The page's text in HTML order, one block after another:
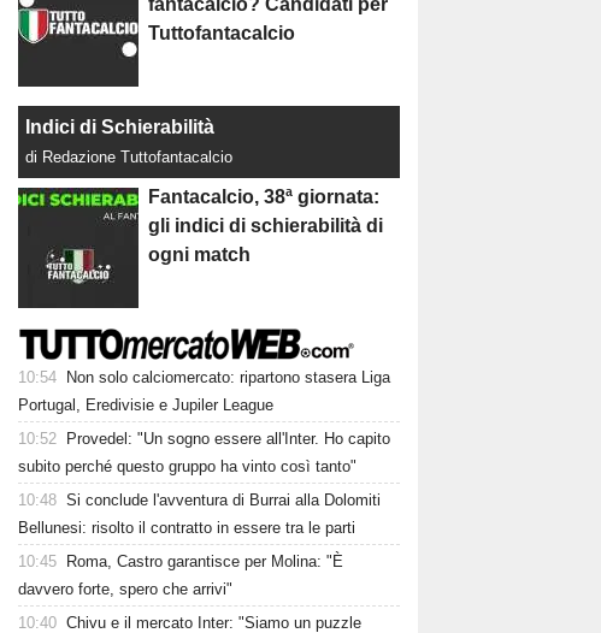
fantacalcio? Candidati per
Tuttofantacalcio
Indici di Schierabilità
di Redazione Tuttofantacalcio
Fantacalcio, 38ª giornata:
gli indici di schierabilità di
ogni match
10:54
Non solo calciomercato: ripartono stasera Liga
Portugal, Eredivisie e Jupiler League
10:52
Provedel: "Un sogno essere all'Inter. Ho capito
subito perché questo gruppo ha vinto così tanto"
10:48 Si conclude l'avventura di Burrai alla Dolomiti
Bellunesi: risolto il contratto in essere tra le parti
10:45
Roma, Castro garantisce per Molina: "È
davvero forte, spero che arrivi"
10:40 Chivu e il mercato Inter: "Siamo un puzzle